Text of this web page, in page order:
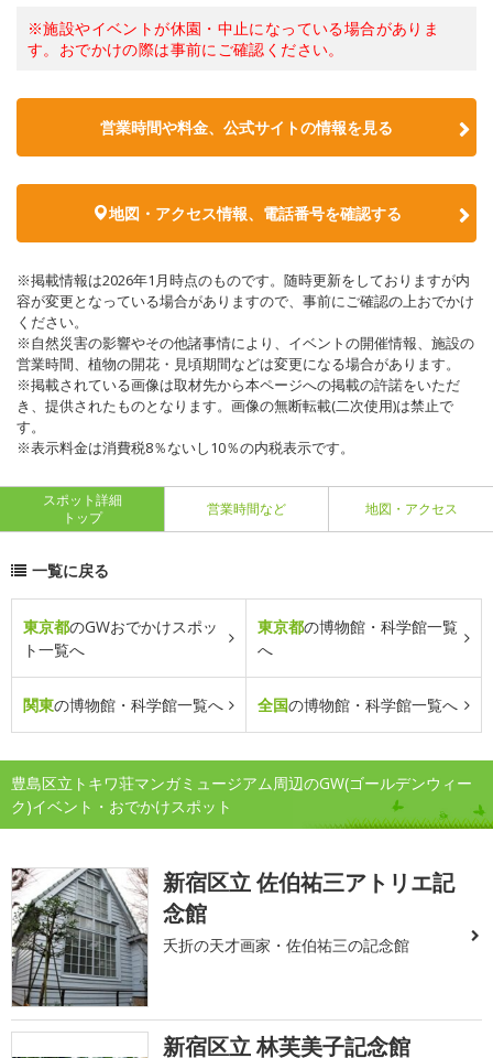
※施設やイベントが休園・中止になっている場合がありま
す。おでかけの際は事前にご確認ください。
営業時間や料金、公式サイトの情報を見る
地図・アクセス情報、電話番号を確認する
※掲載情報は2026年1月時点のものです。随時更新をしておりますが内
容が変更となっている場合がありますので、事前にご確認の上おでかけ
ください。
※自然災害の影響やその他諸事情により、イベントの開催情報、施設の
営業時間、植物の開花・見頃期間などは変更になる場合があります。
※掲載されている画像は取材先から本ページへの掲載の許諾をいただ
き、提供されたものとなります。画像の無断転載(二次使用)は禁止で
す。
※表示料金は消費税8％ないし10％の内税表示です。
スポット詳細
トップ
営業時間など 地図・アクセス
一覧に戻る
東京都のGWおでかけスポッ
ト一覧へ
東京都の博物館・科学館一覧
へ
関東の博物館・科学館一覧へ 全国の博物館・科学館一覧へ
豊島区立トキワ荘マンガミュージアム周辺のGW(ゴールデンウィー
ク)イベント・おでかけスポット
新宿区立 佐伯祐三アトリエ記
念館
夭折の天才画家・佐伯祐三の記念館
新宿区立 林芙美子記念館